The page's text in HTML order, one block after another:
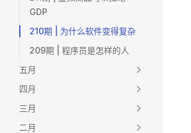
GDP
210期 | 为什么软件变得复杂
209期 | 程序员是怎样的人
五月
四月
三月
二月